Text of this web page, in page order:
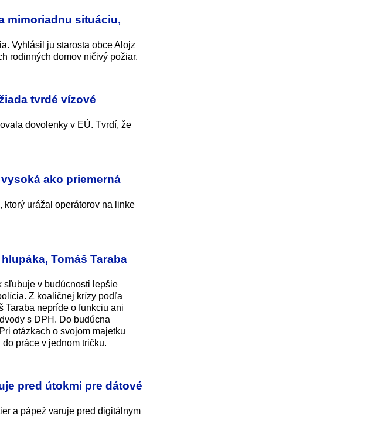
mimoriadnu situáciu,
Vyhlásil ju starosta obce Alojz
rodinných domov ničivý požiar.
tvrdé vízové
dovolenky v EÚ. Tvrdí, že
ako priemerná
urážal operátorov na linke
Tomáš Taraba
sľubuje v budúcnosti lepšie
Z koaličnej krízy podľa
Taraba nepríde o funkciu ani
s DPH. Do budúcna
otázkach o svojom majetku
práce v jednom tričku.
pred útokmi pre dátové
a pápež varuje pred digitálnym